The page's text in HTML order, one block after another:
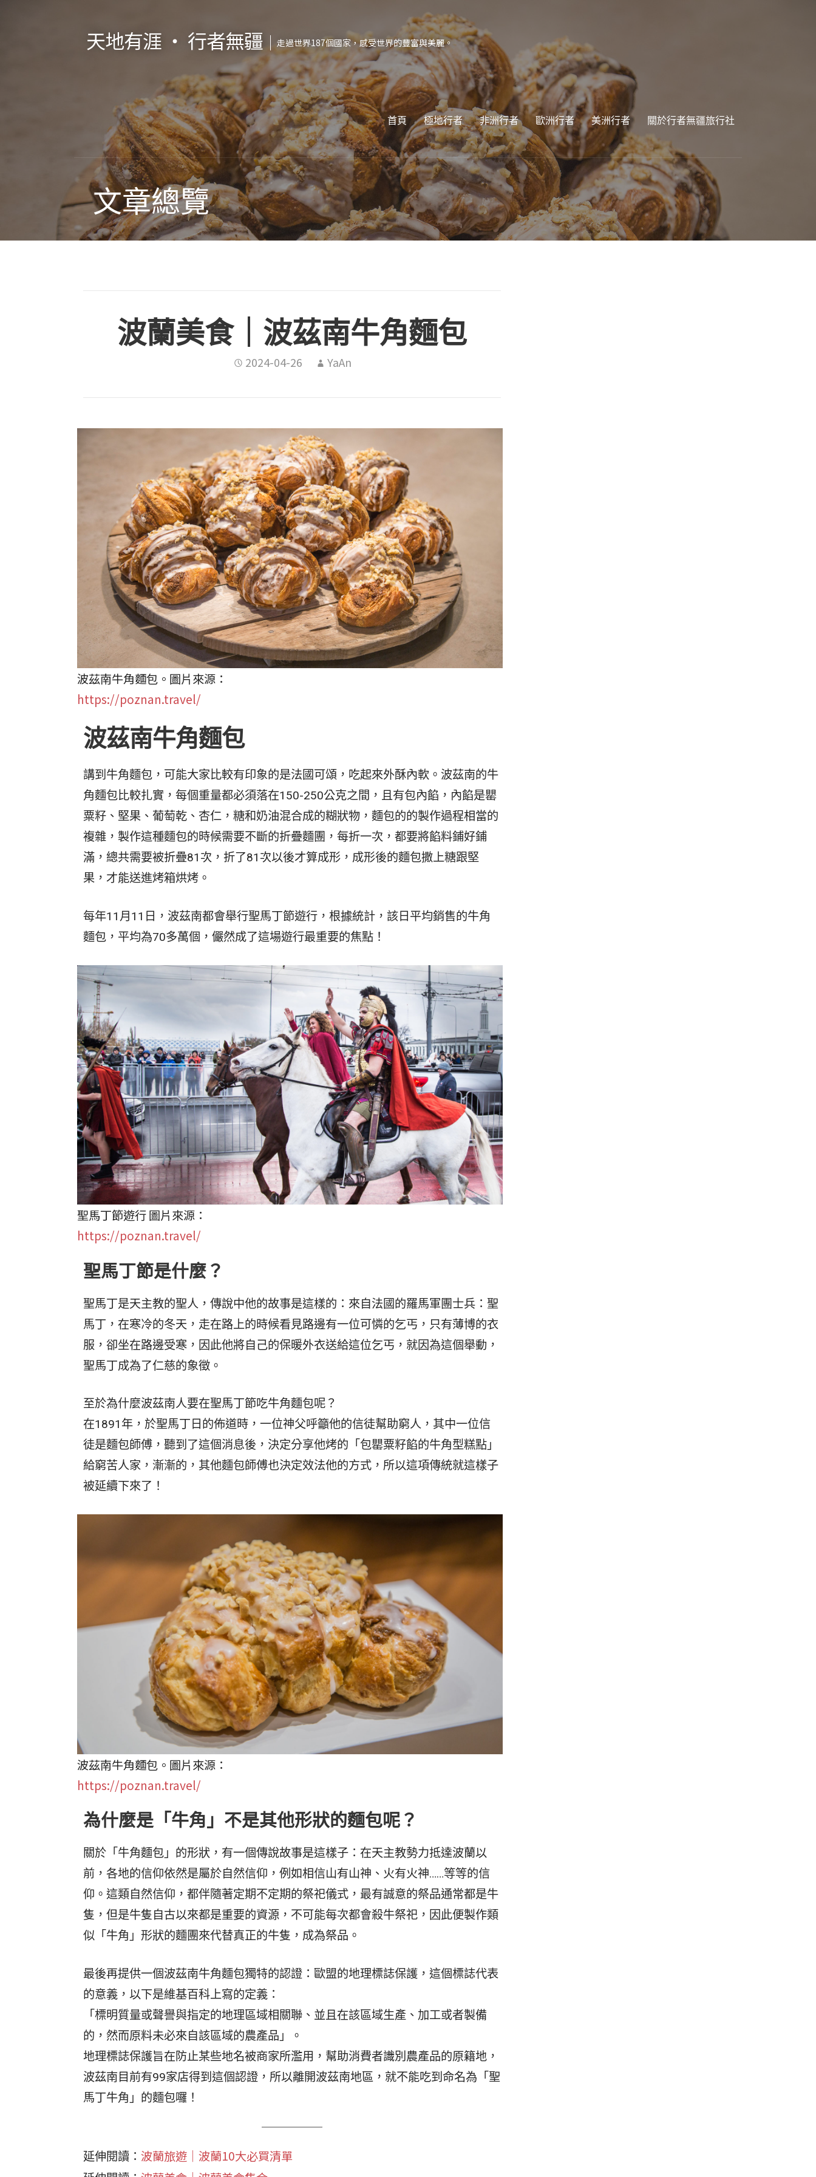
天地有涯 ‧ 行者無疆 走過世界187個國家，感受世界的豐富與美麗。
首頁 極地行者 非洲行者 歐洲行者 美洲行者 關於行者無疆旅行社
文章總覽
波蘭美食｜波茲南牛角麵包
2024-04-26 YaAn
波茲南牛角麵包。圖片來源：
https://poznan.travel/
波茲南牛角麵包
講到牛角麵包，可能大家比較有印象的是法國可頌，吃起來外酥內軟。波茲南的牛
角麵包比較扎實，每個重量都必須落在150-250公克之間，且有包內餡，內餡是罌
粟籽、堅果、葡萄乾、杏仁，糖和奶油混合成的糊狀物，麵包的的製作過程相當的
複雜，製作這種麵包的時候需要不斷的折疊麵團，每折一次，都要將餡料鋪好鋪
滿，總共需要被折疊81次，折了81次以後才算成形，成形後的麵包撒上糖跟堅
果，才能送進烤箱烘烤。
每年11月11日，波茲南都會舉行聖馬丁節遊行，根據統計，該日平均銷售的牛角
麵包，平均為70多萬個，儼然成了這場遊行最重要的焦點！
聖馬丁節遊行 圖片來源：
https://poznan.travel/
聖馬丁節是什麼？
聖馬丁是天主教的聖人，傳說中他的故事是這樣的：來自法國的羅馬軍團士兵：聖
馬丁，在寒冷的冬天，走在路上的時候看見路邊有一位可憐的乞丐，只有薄博的衣
服，卻坐在路邊受寒，因此他將自己的保暖外衣送給這位乞丐，就因為這個舉動，
聖馬丁成為了仁慈的象徵。
至於為什麼波茲南人要在聖馬丁節吃牛角麵包呢？
在1891年，於聖馬丁日的佈道時，一位神父呼籲他的信徒幫助窮人，其中一位信
徒是麵包師傅，聽到了這個消息後，決定分享他烤的「包罌粟籽餡的牛角型糕點」
給窮苦人家，漸漸的，其他麵包師傅也決定效法他的方式，所以這項傳統就這樣子
被延續下來了！
波茲南牛角麵包。圖片來源：
https://poznan.travel/
為什麼是「牛角」不是其他形狀的麵包呢？
關於「牛角麵包」的形狀，有一個傳說故事是這樣子：在天主教勢力抵達波蘭以
前，各地的信仰依然是屬於自然信仰，例如相信山有山神、火有火神……等等的信
仰。這類自然信仰，都伴隨著定期不定期的祭祀儀式，最有誠意的祭品通常都是牛
隻，但是牛隻自古以來都是重要的資源，不可能每次都會殺牛祭祀，因此便製作類
似「牛角」形狀的麵團來代替真正的牛隻，成為祭品。
最後再提供一個波茲南牛角麵包獨特的認證：歐盟的地理標誌保護，這個標誌代表
的意義，以下是維基百科上寫的定義：
「標明質量或聲譽與指定的地理區域相關聯、並且在該區域生產、加工或者製備
的，然而原料未必來自該區域的農產品」。
地理標誌保護旨在防止某些地名被商家所濫用，幫助消費者識別農產品的原籍地，
波茲南目前有99家店得到這個認證，所以離開波茲南地區，就不能吃到命名為「聖
馬丁牛角」的麵包囉！
延伸閱讀：波蘭旅遊｜波蘭10大必買清單